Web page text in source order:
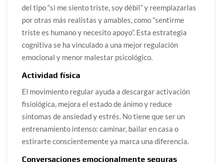
del tipo “si me siento triste, soy débil” y reemplazarlas
por otras más realistas y amables, como “sentirme
triste es humano y necesito apoyo”. Esta estrategia
cognitiva se ha vinculado a una mejor regulación
emocional y menor malestar psicológico.
Actividad física
El movimiento regular ayuda a descargar activación
fisiológica, mejora el estado de ánimo y reduce
síntomas de ansiedad y estrés. No tiene que ser un
entrenamiento intenso: caminar, bailar en casa o
estirarte conscientemente ya marca una diferencia.
Conversaciones emocionalmente seguras